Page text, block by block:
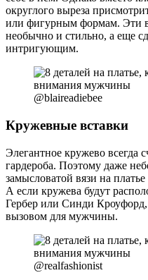
округлого выреза
или фигурным формам. Эти
необычно и стильно, а еще
интригующим.
@blaireadiebee
Кружевные вставки
Элегантное кружево всегда
гардероба. Поэтому даже
замысловатой вязи на
А если кружева будут
Гербер или Синди Кроуфорд,
вызовом для мужчины.
@realfashionist